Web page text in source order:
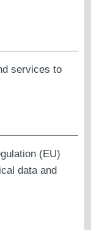
services to
(EU)
data and